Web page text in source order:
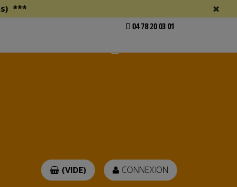
***
04 78 20 03 01
CONNEXION
(VIDE)